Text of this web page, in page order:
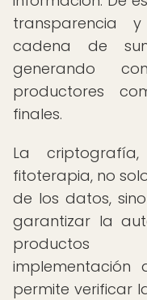
transparencia
cadena de
generando
productores
finales.
La
fitoterapia, no
de los datos,
garantizar la
productos
implementación
permite verificar